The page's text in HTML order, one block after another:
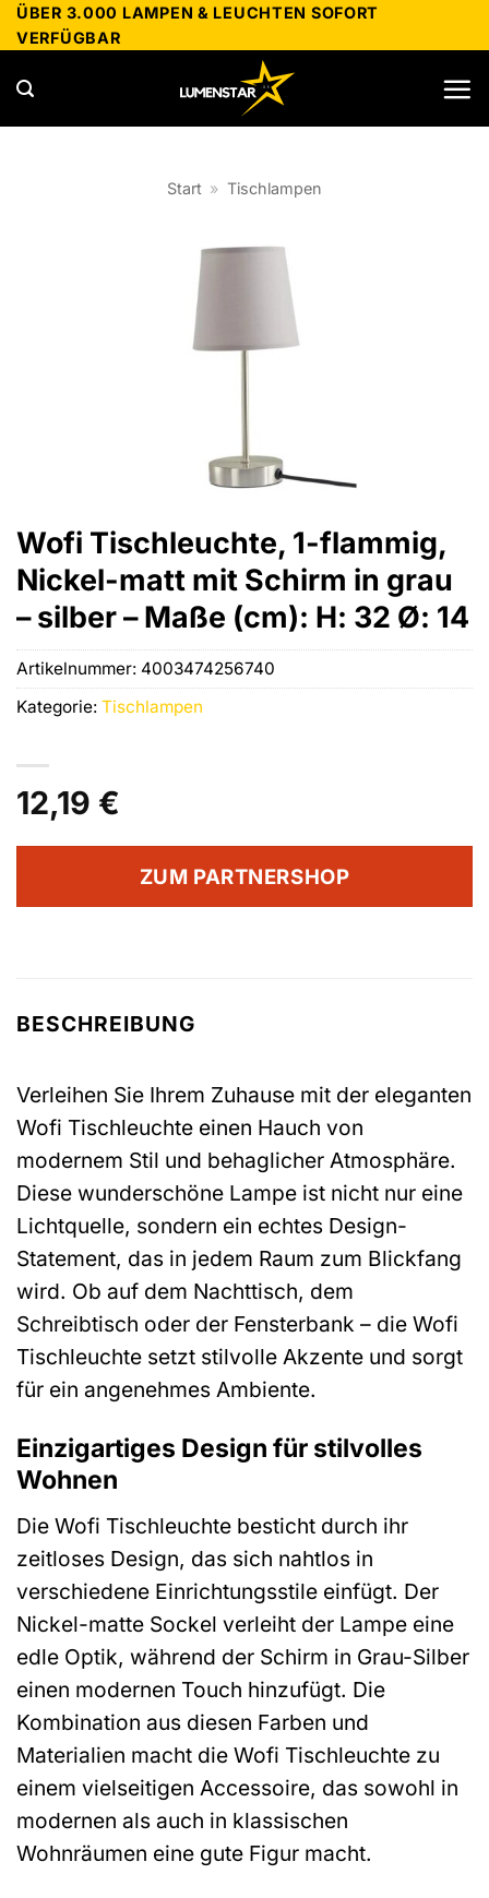
Zum
Inhalt
springen
ÜBER 3.000 LAMPEN & LEUCHTEN SOFORT
VERFÜGBAR
Start » Tischlampen
Wofi Tischleuchte, 1-flammig,
Nickel-matt mit Schirm in grau
– silber – Maße (cm): H: 32 Ø: 14
12,19 €
ZUM PARTNERSHOP
Artikelnummer: 4003474256740
Kategorie: Tischlampen
BESCHREIBUNG
Verleihen Sie Ihrem Zuhause mit der eleganten
Wofi Tischleuchte einen Hauch von
modernem Stil und behaglicher Atmosphäre.
Diese wunderschöne Lampe ist nicht nur eine
Lichtquelle, sondern ein echtes Design-
Statement, das in jedem Raum zum Blickfang
wird. Ob auf dem Nachttisch, dem
Schreibtisch oder der Fensterbank – die Wofi
Tischleuchte setzt stilvolle Akzente und sorgt
für ein angenehmes Ambiente.
Einzigartiges Design für stilvolles
Wohnen
Die Wofi Tischleuchte besticht durch ihr
zeitloses Design, das sich nahtlos in
verschiedene Einrichtungsstile einfügt. Der
Nickel-matte Sockel verleiht der Lampe eine
edle Optik, während der Schirm in Grau-Silber
einen modernen Touch hinzufügt. Die
Kombination aus diesen Farben und
Materialien macht die Wofi Tischleuchte zu
einem vielseitigen Accessoire, das sowohl in
modernen als auch in klassischen
Wohnräumen eine gute Figur macht.